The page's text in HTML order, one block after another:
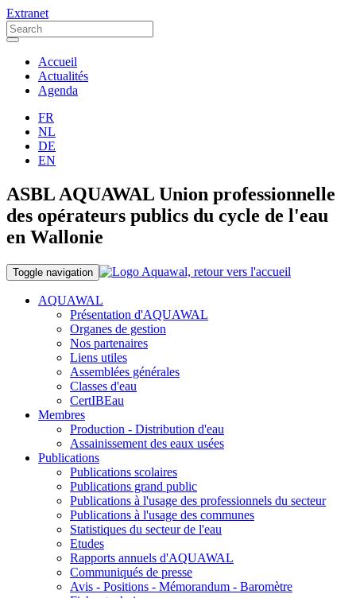
Extranet
Accueil
Actualités
Agenda
FR
NL
DE
EN
ASBL AQUAWAL Union professionnelle
des opérateurs publics du cycle de l'eau
en Wallonie
Toggle navigation
AQUAWAL
Présentation d'AQUAWAL
Organes de gestion
Nos partenaires
Liens utiles
Assemblées générales
Classes d'eau
CertIBEau
Membres
Production - Distribution d'eau
Assainissement des eaux usées
Publications
Publications scolaires
Publications grand public
Publications à l'usage des professionnels du secteur
Publications à l'usage des communes
Statistiques du secteur de l'eau
Etudes
Rapports annuels d'AQUAWAL
Communiqués de presse
Avis - Positions - Mémorandum - Baromètre